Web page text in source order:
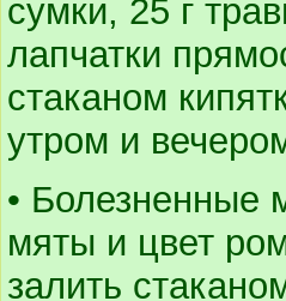
сумки, 25 г
лапчатки
стаканом
утром и
• Болезненные
мяты и цвет
залить